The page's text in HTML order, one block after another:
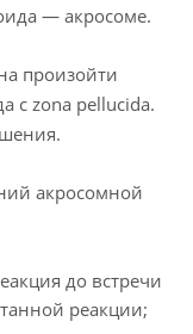
— акросоме.
произойти
с zona pellucida.
акросомной
до встречи
реакции;